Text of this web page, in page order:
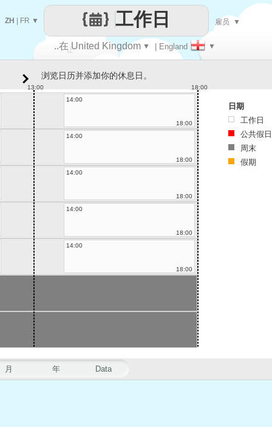
让
每一天
..在 United Kingdom ▼ | England ▼
工作日
ZH FR ▼ 雇员 ▼
月 年 Data
浏览日历并添加你的休息日。
13:00
18:00
14:00
18:00
14:00
18:00
14:00
18:00
14:00
18:00
14:00
18:00
日期
工作日
公共假日
周末
假期